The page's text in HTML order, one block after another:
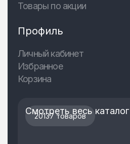
Товары по акции
Профиль
Личный кабинет
Избранное
Корзина
20137 товаров
Смотреть весь каталог